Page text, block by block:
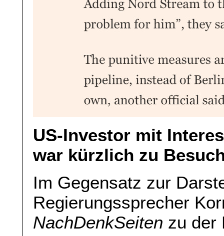
US-Investor mit
war kürzlich zu
Im Gegensatz zur
Regierungssprecher
NachDenkSeiten zu der